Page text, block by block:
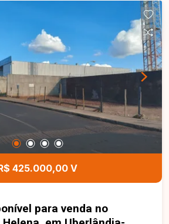
em contato agora mesmo e
de garantir esse terreno.
425.000,00 V
para venda no